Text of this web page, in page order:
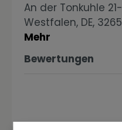
An der Tonkuhle
Westfalen, DE,
Mehr
Bewertungen